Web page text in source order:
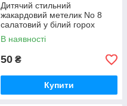
Дитячий стильний
жакардовий метелик No 8
салатовий у білий горох
В наявності
50 ₴
Купити